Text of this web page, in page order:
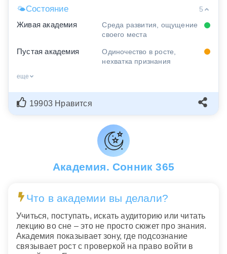
🌤Состояние
5
Живая академия
Среда развития, ощущение
своего места
Пустая академия
Одиночество в росте,
нехватка признания
еще
19903 Нравится
Академия. Сонник 365
Что в академии вы делали?
Учиться, поступать, искать аудиторию или читать
лекцию во сне – это не просто сюжет про знания.
Академия показывает зону, где подсознание
связывает рост с проверкой на право войти в